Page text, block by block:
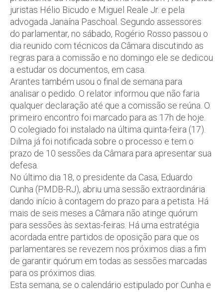
juristas Hélio Bicudo e Miguel Reale Jr. e pela
advogada Janaína Paschoal. Segundo assessores
do parlamentar, no sábado, Rogério Rosso passou o
dia reunido com técnicos da Câmara discutindo as
regras para a comissão e no domingo ele se dedicou
a estudar os documentos, em casa.
Arantes também usou o final de semana para
analisar o pedido. O relator informou que não faria
qualquer declaração até que a comissão se reúna. O
primeiro encontro foi marcado para as 17h de hoje.
O colegiado foi instalado na última quinta-feira (17).
Dilma já foi notificada sobre o processo e tem o
prazo de 10 sessões da Câmara para apresentar sua
defesa.
No último dia 18, o presidente da Casa, Eduardo
Cunha (PMDB-RJ), abriu uma sessão extraordinária
dando início à contagem do prazo para a petista. Há
mais de seis meses a Câmara não atinge quórum
para sessões às sextas-feiras. Há uma estratégia
acordada entre partidos de oposição para que os
parlamentares se revezem nos próximos dias a fim
de garantir quórum em todas as sessões marcadas
para os próximos dias.
Esta semana, se o calendário estipulado por Cunha e